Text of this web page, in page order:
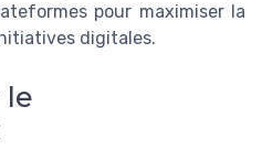
pour maximiser la
digitales.
le